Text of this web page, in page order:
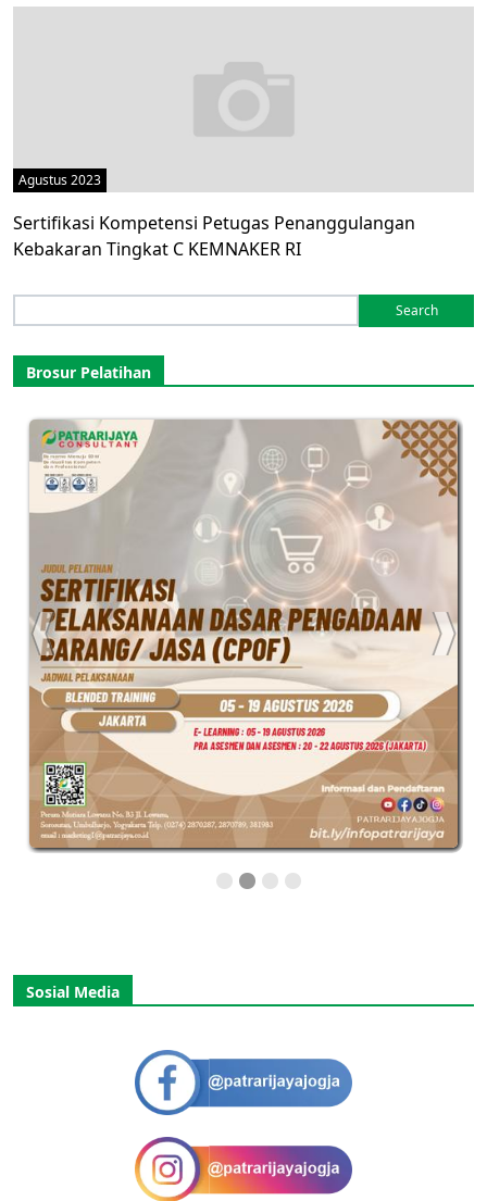
Agustus 2023
Sertifikasi Kompetensi Petugas Penanggulangan
Kebakaran Tingkat C KEMNAKER RI
for:
Brosur Pelatihan
Sosial Media